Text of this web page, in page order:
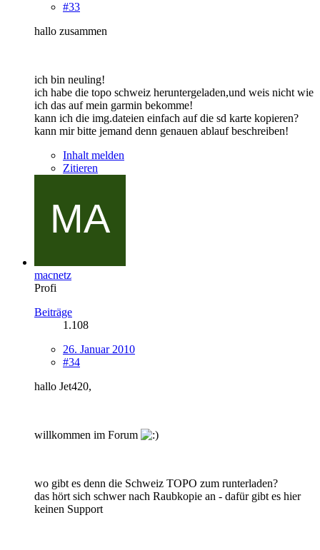
#33
hallo zusammen
ich bin neuling!
ich habe die topo schweiz heruntergeladen,und weis nicht wie
ich das auf mein garmin bekomme!
kann ich die img.dateien einfach auf die sd karte kopieren?
kann mir bitte jemand denn genauen ablauf beschreiben!
Inhalt melden
Zitieren
macnetz
Profi
Beiträge
1.108
26. Januar 2010
#34
hallo Jet420,
willkommen im Forum
wo gibt es denn die Schweiz TOPO zum runterladen?
das hört sich schwer nach Raubkopie an - dafür gibt es hier
keinen Support